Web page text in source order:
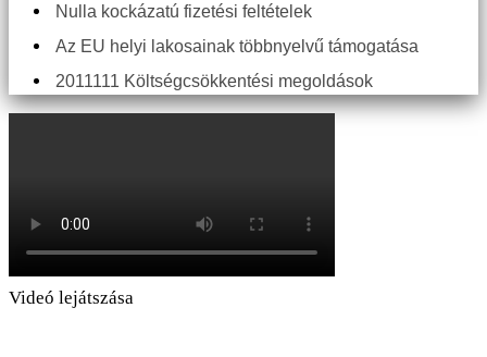
Nulla kockázatú fizetési feltételek
Az EU helyi lakosainak többnyelvű támogatása
2011111 Költségcsökkentési megoldások
Videó lejátszása